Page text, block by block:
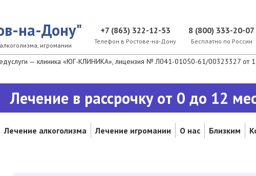
на-Дону"
игромании
+7 (863) 322-12-53
Телефон в Ростовe-на-Дону
8 (800) 333-20-07
Бесплатно по России
— клиника «ЮГ-КЛИНИКА», лицензия № Л041-01050-61/00323327 от
Лечение в рассрочку от 0 до 12
Лечение алкоголизма Лечение игромании О нас Близким